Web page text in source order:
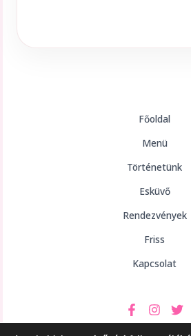
Főoldal
Menü
Történetünk
Esküvő
Rendezvények
Friss
Kapcsolat